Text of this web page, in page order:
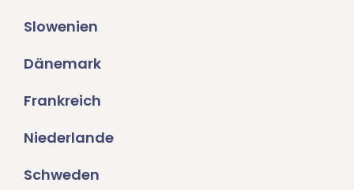
Slowenien
Dänemark
Frankreich
Niederlande
Schweden